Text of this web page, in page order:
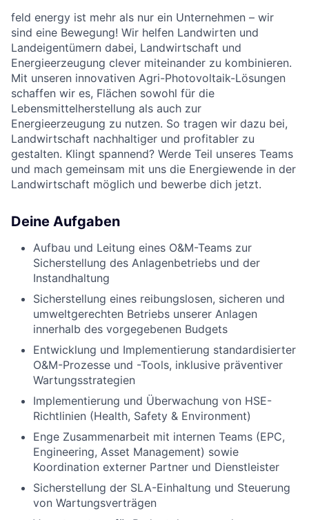
feld energy ist mehr als nur ein Unternehmen – wir
sind eine Bewegung! Wir helfen Landwirten und
Landeigentümern dabei, Landwirtschaft und
Energieerzeugung clever miteinander zu kombinieren.
Mit unseren innovativen Agri-Photovoltaik-Lösungen
schaffen wir es, Flächen sowohl für die
Lebensmittelherstellung als auch zur
Energieerzeugung zu nutzen. So tragen wir dazu bei,
Landwirtschaft nachhaltiger und profitabler zu
gestalten. Klingt spannend? Werde Teil unseres Teams
und mach gemeinsam mit uns die Energiewende in der
Landwirtschaft möglich und bewerbe dich jetzt.
Deine Aufgaben
Aufbau und Leitung eines O&M-Teams zur
Sicherstellung des Anlagenbetriebs und der
Instandhaltung
Sicherstellung eines reibungslosen, sicheren und
umweltgerechten Betriebs unserer Anlagen
innerhalb des vorgegebenen Budgets
Entwicklung und Implementierung standardisierter
O&M-Prozesse und -Tools, inklusive präventiver
Wartungsstrategien
Implementierung und Überwachung von HSE-
Richtlinien (Health, Safety & Environment)
Enge Zusammenarbeit mit internen Teams (EPC,
Engineering, Asset Management) sowie
Koordination externer Partner und Dienstleister
Sicherstellung der SLA-Einhaltung und Steuerung
von Wartungsverträgen